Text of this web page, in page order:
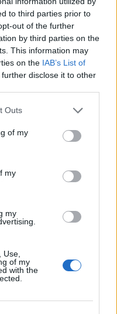
to third parties prior to
out of the further
by third parties on the
This information may
on the IAB’s List of
disclose it to other
Outs
of my
my
my
of my
with the